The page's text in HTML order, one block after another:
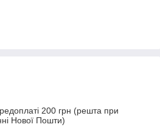
200 грн (решта при
Нової Пошти)